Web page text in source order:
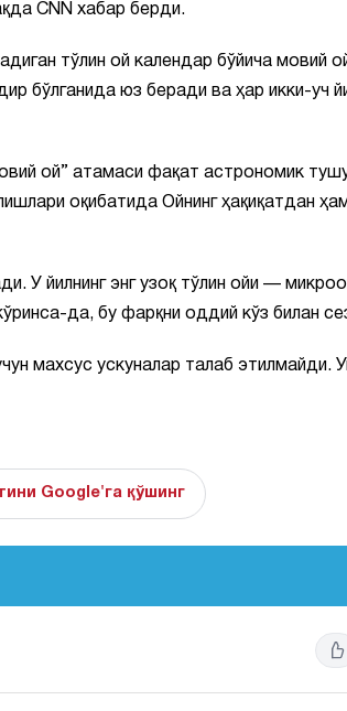
CNN хабар берди.
тўлин ой календар бўйича мовий
бўлганида юз беради ва ҳар икки-уч
ой” атамаси фақат астрономик
оқибатида Ойнинг ҳақиқатдан
У йилнинг энг узоқ тўлин ойи —
да, бу фарқни оддий кўз билан
махсус ускуналар талаб этилмайди.
Google'га қўшинг